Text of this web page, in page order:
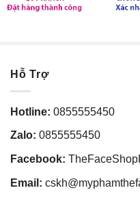
Hỗ Trợ
Hotline: 0855555450
Zalo: 0855555450
Facebook:
Email: